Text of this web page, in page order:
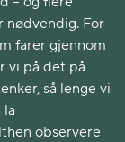
nødvendig. For
farer gjennom
vi på det på
så lenge vi
la
observere